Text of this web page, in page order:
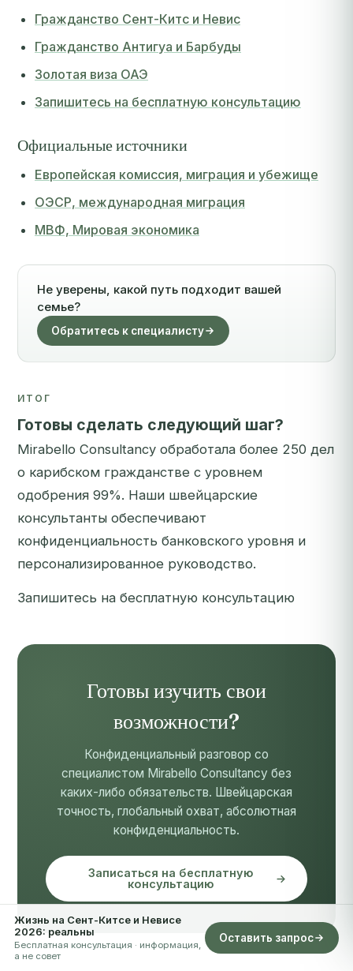
Гражданство Сент-Китс и Невис
Гражданство Антигуа и Барбуды
Золотая виза ОАЭ
Запишитесь на бесплатную консультацию
Официальные источники
Европейская комиссия, миграция и убежище
ОЭСР, международная миграция
МВФ, Мировая экономика
Не уверены, какой путь подходит вашей
семье?
Обратитесь к специалисту
ИТОГ
Готовы сделать следующий шаг?
Mirabello Consultancy обработала более 250 дел
о карибском гражданстве с уровнем
одобрения 99%. Наши швейцарские
консультанты обеспечивают
конфиденциальность банковского уровня и
персонализированное руководство.
Запишитесь на бесплатную консультацию
Готовы изучить свои
возможности?
Конфиденциальный разговор со
специалистом Mirabello Consultancy без
каких-либо обязательств. Швейцарская
точность, глобальный охват, абсолютная
конфиденциальность.
Записаться на бесплатную
консультацию
Жизнь на Сент-Китсе и Невисе
2026: реальны
Бесплатная консультация · информация,
а не совет
Оставить запрос